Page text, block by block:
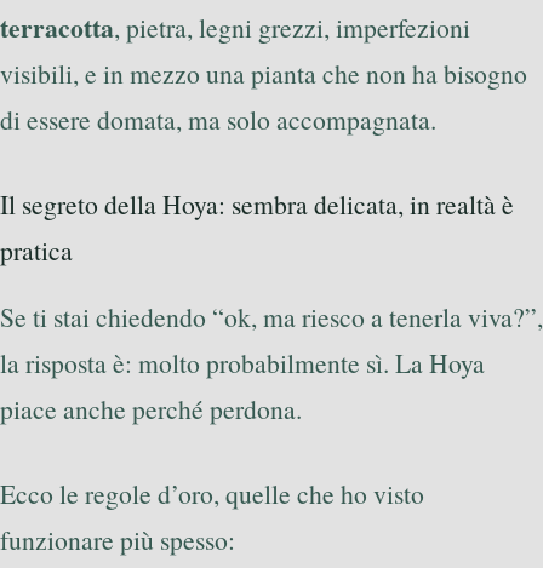
terracotta, pietra, legni grezzi, imperfezioni
visibili, e in mezzo una pianta che non ha bisogno
di essere domata, ma solo accompagnata.
Il segreto della Hoya: sembra delicata, in realtà è
pratica
Se ti stai chiedendo “ok, ma riesco a tenerla viva?”,
la risposta è: molto probabilmente sì. La Hoya
piace anche perché perdona.
Ecco le regole d’oro, quelle che ho visto
funzionare più spesso: